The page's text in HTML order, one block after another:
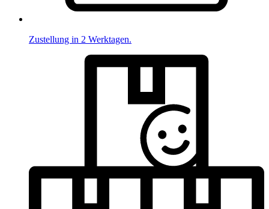
Zustellung in 2 Werktagen.